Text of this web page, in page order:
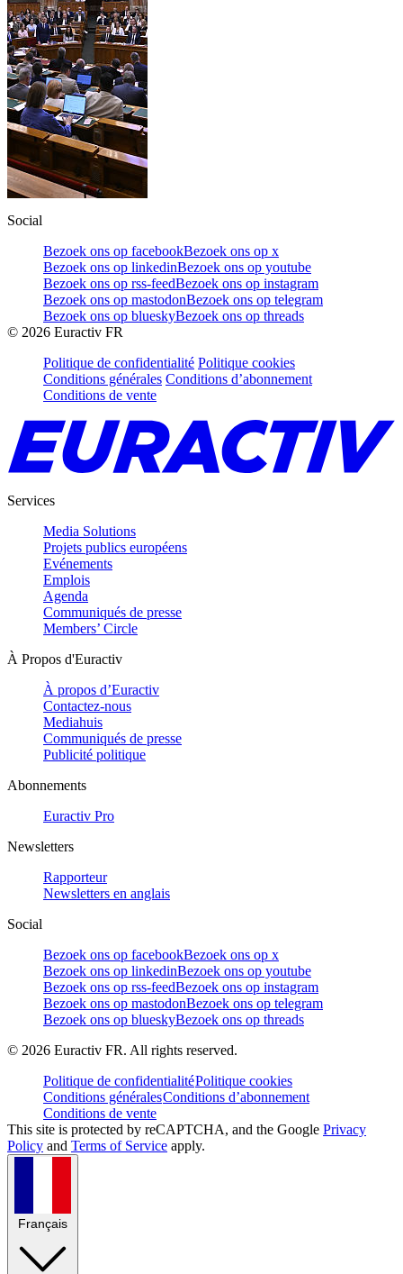
Social
Bezoek ons op facebookBezoek ons op x
Bezoek ons op linkedinBezoek ons op youtube
Bezoek ons op rss-feedBezoek ons op instagram
Bezoek ons op mastodonBezoek ons op telegram
Bezoek ons op blueskyBezoek ons op threads
© 2026 Euractiv FR
Politique de confidentialité Politique cookies
Conditions générales Conditions d’abonnement
Conditions de vente
Services
Media Solutions
Projets publics européens
Evénements
Emplois
Agenda
Communiqués de presse
Members’ Circle
À Propos d'Euractiv
À propos d’Euractiv
Contactez-nous
Mediahuis
Communiqués de presse
Publicité politique
Abonnements
Euractiv Pro
Newsletters
Rapporteur
Newsletters en anglais
Social
Bezoek ons op facebookBezoek ons op x
Bezoek ons op linkedinBezoek ons op youtube
Bezoek ons op rss-feedBezoek ons op instagram
Bezoek ons op mastodonBezoek ons op telegram
Bezoek ons op blueskyBezoek ons op threads
© 2026 Euractiv FR. All rights reserved.
Politique de confidentialitéPolitique cookies
Conditions généralesConditions d’abonnement
Conditions de vente
This site is protected by reCAPTCHA, and the Google Privacy
Policy and Terms of Service apply.
Français